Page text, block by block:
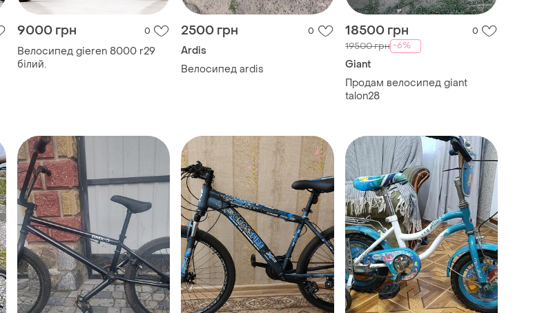
9000 грн 0
Велосипед gieren 8000 r29
білий.
2500 грн 0
Ardis
Велосипед ardis
18500 грн 0
19500 грн -6%
Giant
Продам велосипед giant
talon28